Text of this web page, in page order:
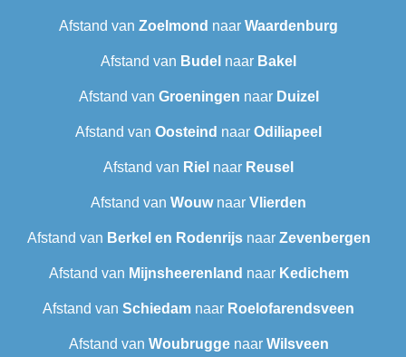
Afstand van Zoelmond naar Waardenburg
Afstand van Budel naar Bakel
Afstand van Groeningen naar Duizel
Afstand van Oosteind naar Odiliapeel
Afstand van Riel naar Reusel
Afstand van Wouwnaar Vlierden
Afstand van Berkel en Rodenrijsnaar Zevenbergen
Afstand van Mijnsheerenland naar Kedichem
Afstand van Schiedam naar Roelofarendsveen
Afstand van Woubruggenaar Wilsveen‎